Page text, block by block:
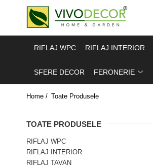
BALCOANE ALUMINIU
PROFILE GARD ALUMINIU
PANOURI PLANTE ARTIFICIALE
POARTA CULISANTA
POARTA AUTOPORTANTA
RIFLAJ WPC RIFLAJ INTERIOR
SFERE DECOR FERONERIE
Home / Toate Produsele
TOATE PRODUSELE
RIFLAJ WPC
RIFLAJ INTERIOR
RIFLAJ TAVAN